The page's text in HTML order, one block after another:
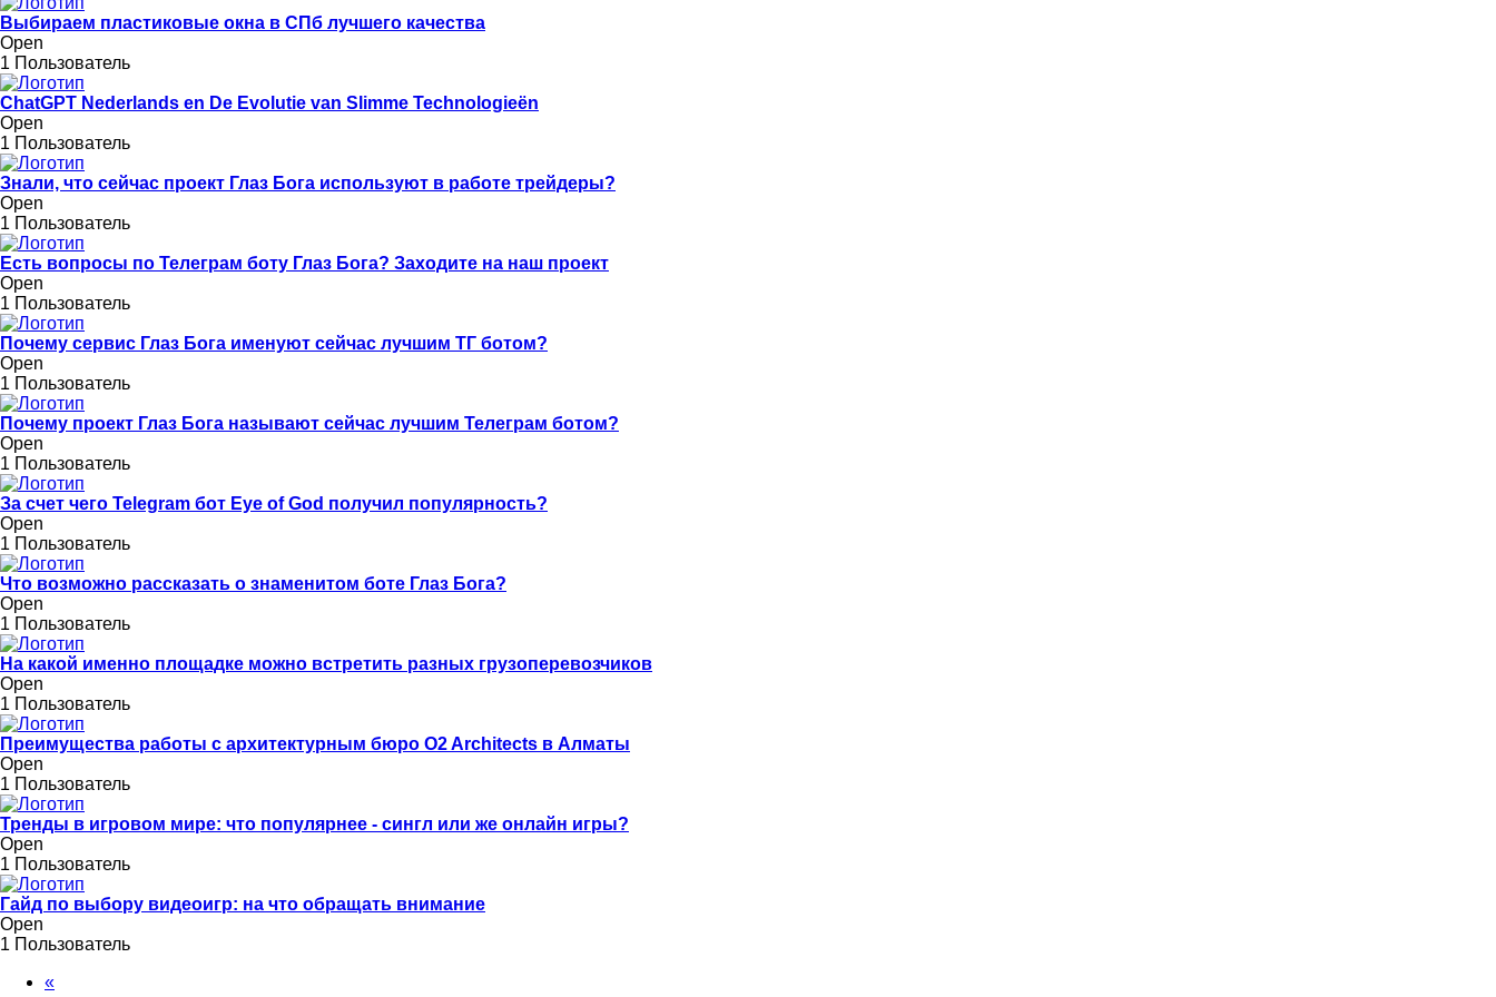
Выбираем пластиковые окна в СПб лучшего качества
Open
1 Пользователь
ChatGPT Nederlands en De Evolutie van Slimme Technologieën
Open
1 Пользователь
Знали, что сейчас проект Глаз Бога используют в работе трейдеры?
Open
1 Пользователь
Есть вопросы по Телеграм боту Глаз Бога? Заходите на наш проект
Open
1 Пользователь
Почему сервис Глаз Бога именуют сейчас лучшим ТГ ботом?
Open
1 Пользователь
Почему проект Глаз Бога называют сейчас лучшим Телеграм ботом?
Open
1 Пользователь
За счет чего Telegram бот Eye of God получил популярность?
Open
1 Пользователь
Что возможно рассказать о знаменитом боте Глаз Бога?
Open
1 Пользователь
На какой именно площадке можно встретить разных грузоперевозчиков
Open
1 Пользователь
Преимущества работы с архитектурным бюро O2 Architects в Алматы
Open
1 Пользователь
Тренды в игровом мире: что популярнее - сингл или же онлайн игры?
Open
1 Пользователь
Гайд по выбору видеоигр: на что обращать внимание
Open
1 Пользователь
«